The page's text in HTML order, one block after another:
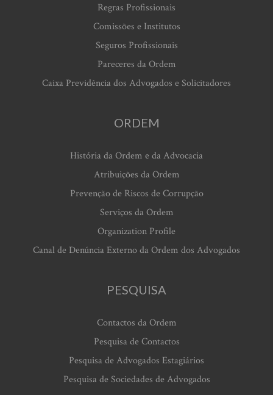
Regras Profissionais
Comissões e Institutos
Seguros Profissionais
Pareceres da Ordem
Caixa Previdência dos Advogados e Solicitadores
ORDEM
História da Ordem e da Advocacia
Atribuições da Ordem
Prevenção de Riscos de Corrupção
Serviços da Ordem
Organization Profile
Canal de Denúncia Externo da Ordem dos Advogados
PESQUISA
Contactos da Ordem
Pesquisa de Contactos
Pesquisa de Advogados Estagiários
Pesquisa de Sociedades de Advogados